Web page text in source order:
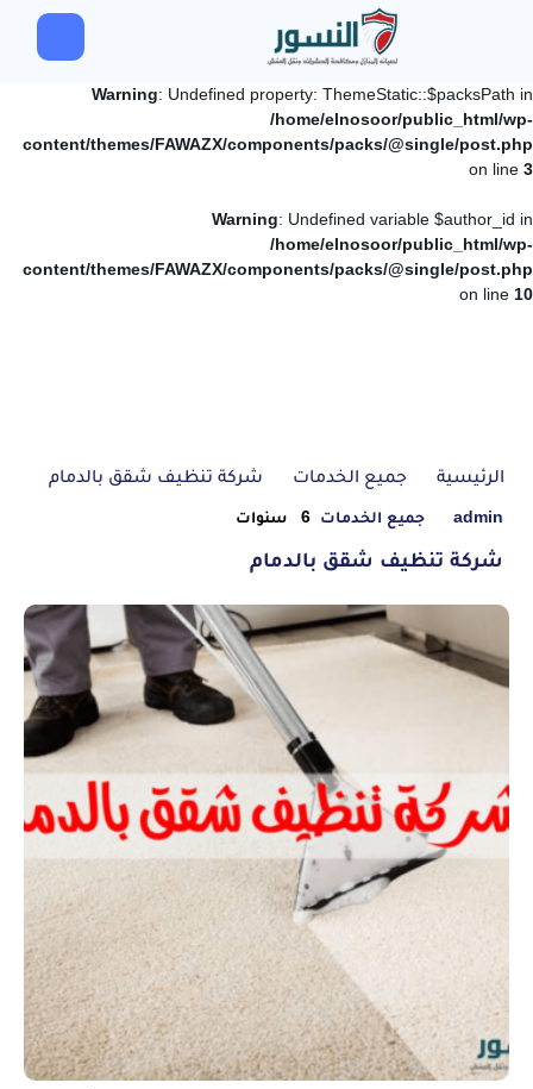
Warning: Undefined property: ThemeStatic::$packsPath in
/home/elnosoor/public_html/wp-
content/themes/FAWAZX/components/packs/@single/post.php
on line 3
Warning: Undefined variable $author_id in
/home/elnosoor/public_html/wp-
content/themes/FAWAZX/components/packs/@single/post.php
on line 10
الرئيسية جميع الخدمات شركة تنظيف شقق بالدمام
admin جميع الخدمات 6 سنوات
شركة تنظيف شقق بالدمام